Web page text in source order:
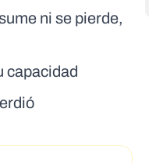
ni se pierde,
capacidad